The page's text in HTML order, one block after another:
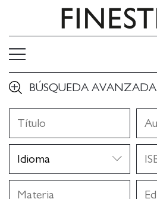
BÚSQUEDA AVANZADA